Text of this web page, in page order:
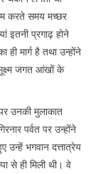
करते समय मच्छर
इतनी प्रगाढ़ होने
ही मार्ग है तथा उन्होंने
सूक्ष्म जगत आंखों के
उनकी मुलाकात
पर्वत पर उन्होंने
उन्हें भगवान दत्तात्रेय
से ही मिली थी। वे